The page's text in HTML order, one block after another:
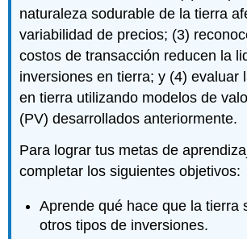
naturaleza sodurable de la tierra
variabilidad de precios; (3)
costos de transacción reducen la
inversiones en tierra; y (4) evaluar
en tierra utilizando modelos de
(PV) desarrollados anteriormente.
Para lograr tus metas de
completar los siguientes objetivos:
Aprende qué hace que la tierra
otros tipos de inversiones.